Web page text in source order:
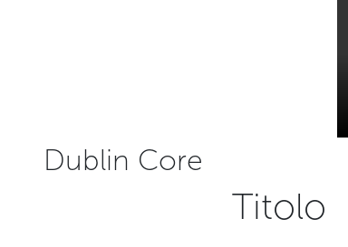
Dublin Core
Titolo